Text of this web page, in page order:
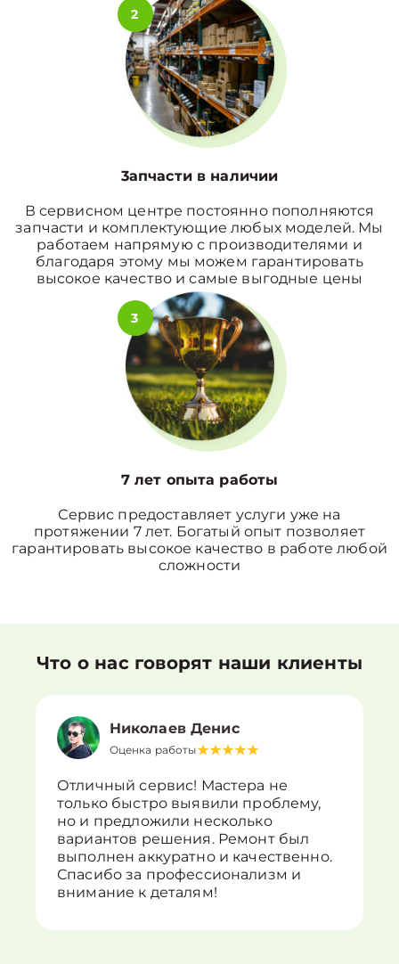
2
3апчасти в наличии
В сервисном центре постоянно пополняются
запчасти и комплектующие любых моделей. Мы
работаем напрямую с производителями и
благодаря этому мы можем гарантировать
высокое качество и самые выгодные цены
3
7 лет опыта работы
Сервис предоставляет услуги уже на
протяжении 7 лет. Богатый опыт позволяет
гарантировать высокое качество в работе любой
сложности
Что о нас говорят наши клиенты
Николаев Денис
Оценка работы
Отличный сервис! Мастера не
только быстро выявили проблему,
но и предложили несколько
вариантов решения. Ремонт был
выполнен аккуратно и качественно.
Спасибо за профессионализм и
внимание к деталям!